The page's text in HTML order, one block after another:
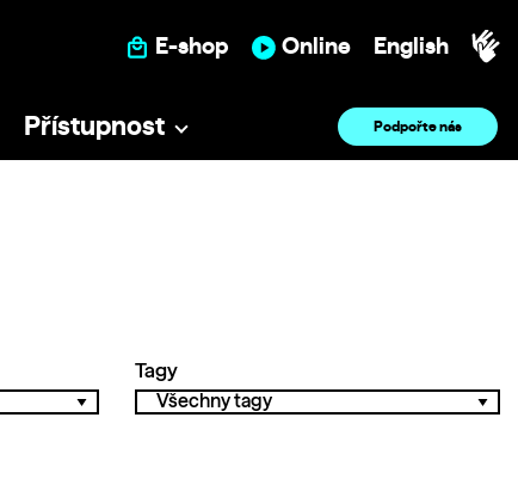
E-shop Online English
Přístupnost Podpořte nás
Tagy